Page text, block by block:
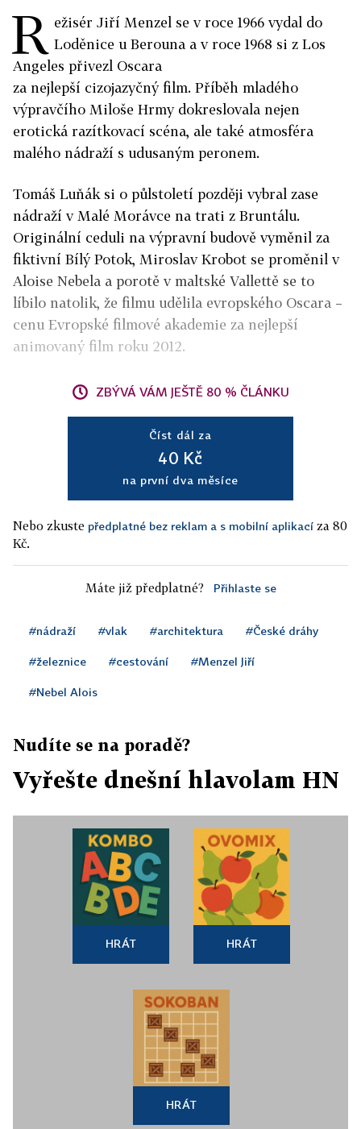
R ežisér Jiří Menzel se v roce 1966 vydal do
Loděnice u Berouna a v roce 1968 si z Los
Angeles přivezl Oscara
za nejlepší cizojazyčný film. Příběh mladého
výpravčího Miloše Hrmy dokreslovala nejen
erotická razítkovací scéna, ale také atmosféra
malého nádraží s udusaným peronem.
Tomáš Luňák si o půlstoletí později vybral zase
nádraží v Malé Morávce na trati z Bruntálu.
Originální ceduli na výpravní budově vyměnil za
fiktivní Bílý Potok, Miroslav Krobot se proměnil v
Aloise Nebela a porotě v maltské Vallettě se to
líbilo natolik, že filmu udělila evropského Oscara –
cenu Evropské filmové akademie za nejlepší
animovaný film roku 2012.
ZBÝVÁ VÁM JEŠTĚ 80 % ČLÁNKU
Číst dál za
40 Kč
na první dva měsíce
Nebo zkuste předplatné bez reklam a s mobilní aplikací za 80
Kč.
Máte již předplatné? Přihlaste se
#nádraží #vlak #architektura #České dráhy
#železnice #cestování #Menzel Jiří
#Nebel Alois
Nudíte se na poradě?
Vyřešte dnešní hlavolam HN
HRÁT HRÁT
HRÁT